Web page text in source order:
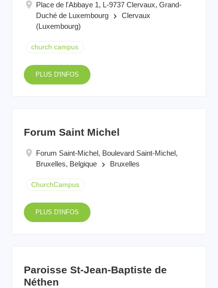
Place de l'Abbaye 1, L-9737 Clervaux, Grand-
Duché de Luxembourg
keyboard_arrow_right Clervaux
(Luxembourg)
church campus
PLUS D'INFOS
Forum Saint Michel
Forum Saint-Michel, Boulevard Saint-Michel,
Bruxelles, Belgique
keyboard_arrow_right Bruxelles
ChurchCampus
PLUS D'INFOS
Paroisse St-Jean-Baptiste de
Néthen